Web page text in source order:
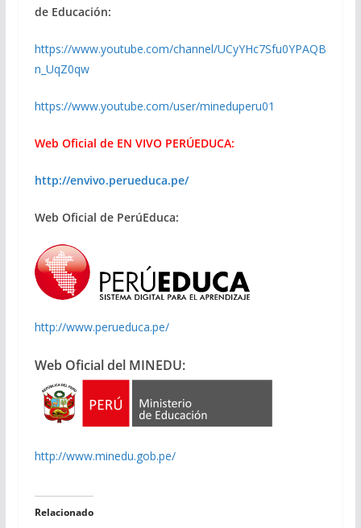
de Educación:
https://www.youtube.com/channel/UCyYHc7Sfu0YPAQB
n_UqZ0qw
https://www.youtube.com/user/mineduperu01
Web Oficial de EN VIVO PERÚEDUCA:
http://envivo.perueduca.pe/
Web Oficial de PerúEduca:
http://www.perueduca.pe/
Web Oficial del MINEDU:
http://www.minedu.gob.pe/
Relacionado